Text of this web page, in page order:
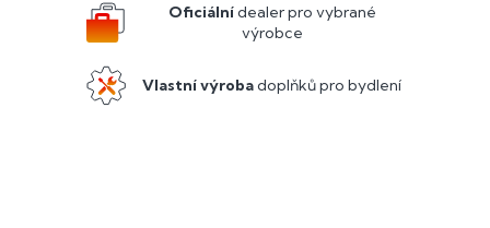
Oficiálnídealer pro vybrané
výrobce
Vlastní výrobadoplňků pro bydlení